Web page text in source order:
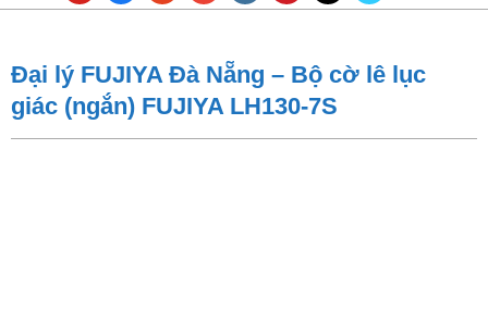
Đại lý FUJIYA Đà Nẵng – Bộ cờ lê lục
giác (ngắn) FUJIYA LH130-7S